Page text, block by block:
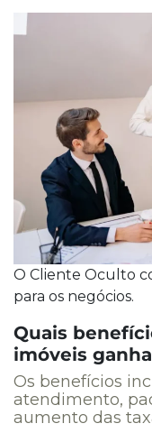
O Cliente Oculto
para os negócios.
Quais
imóveis
Os benefícios
atendimento,
aumento das